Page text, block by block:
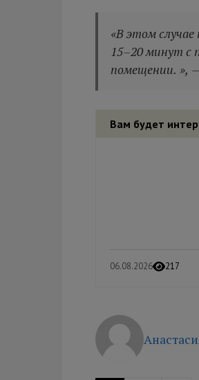
«В этом
15–20 минут с
помещении. »,
Вам будет
06.08.2026 217